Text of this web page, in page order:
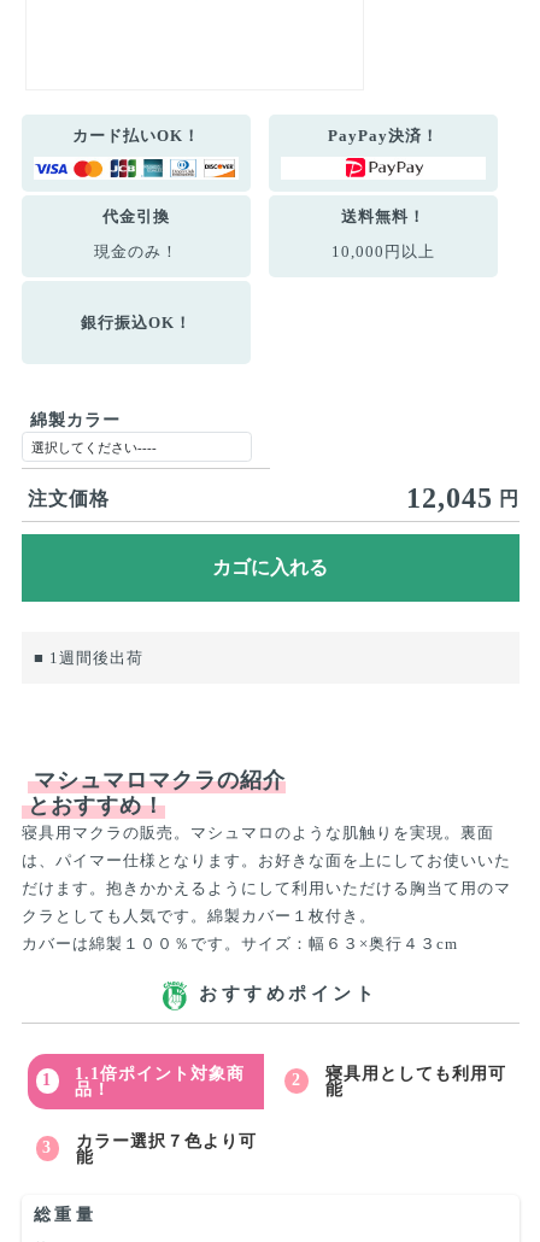
カード払いOK！ PayPay決済！
代金引換
現金のみ！
送料無料！
10,000円以上
銀行振込OK！
綿製カラー
注文価格 12,045 円
■ 1週間後出荷
マシュマロマクラの紹介
とおすすめ！
寝具用マクラの販売。マシュマロのような肌触りを実現。裏面
は、パイマー仕様となります。お好きな面を上にしてお使いいた
だけます。抱きかかえるようにして利用いただける胸当て用のマ
クラとしても人気です。綿製カバー１枚付き。
カバーは綿製１００％です。サイズ：幅６３×奥行４３cm
おすすめポイント
1.1倍ポイント対象商
品！
寝具用としても利用可
能
カラー選択７色より可
能
総重量